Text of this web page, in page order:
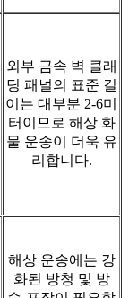
외부 금속 벽 클래
딩 패널의 표준 길
이는 대부분 2-6미
터이므로 해상 화
물 운송이 더욱 유
리합니다.
해상 운송에는 강
화된 방청 및 방